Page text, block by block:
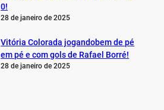
0!
28 de janeiro de 2025
Vitória Colorada jogandobem de pé
em pé e com gols de Rafael Borré!
28 de janeiro de 2025